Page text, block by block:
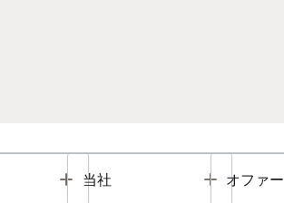
Toggle
当社 Toggle
オファー